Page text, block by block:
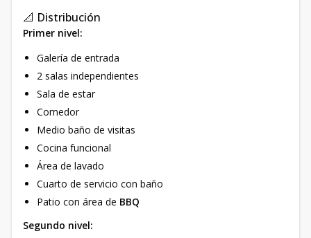
📐 Distribución
Primer nivel:
Galería de entrada
2 salas independientes
Sala de estar
Comedor
Medio baño de visitas
Cocina funcional
Área de lavado
Cuarto de servicio con baño
Patio con área de BBQ
Segundo nivel: